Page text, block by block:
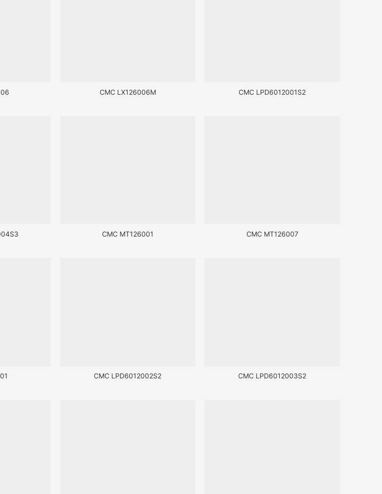
CMC LX126006M CMC LPD6012001S2
CMC MT126001 CMC MT126007
CMC LPD6012002S2 CMC LPD6012003S2